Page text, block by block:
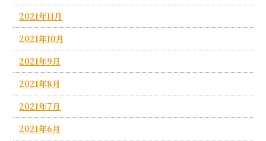
2021年11月
2021年10月
2021年9月
2021年8月
2021年7月
2021年6月